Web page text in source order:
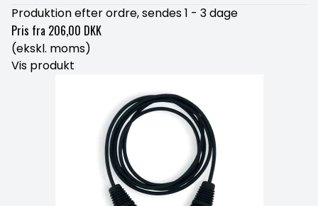
Produktion efter ordre, sendes 1 - 3 dage
Pris fra 206,00 DKK
(ekskl. moms)
Vis produkt